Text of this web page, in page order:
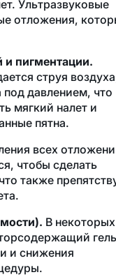
Ультразвуковые
отложения,
и пигментации.
струя
давлением, что
мягкий налет и
пятна.
всех
чтобы сделать
также
В некоторых
гель
и снижения